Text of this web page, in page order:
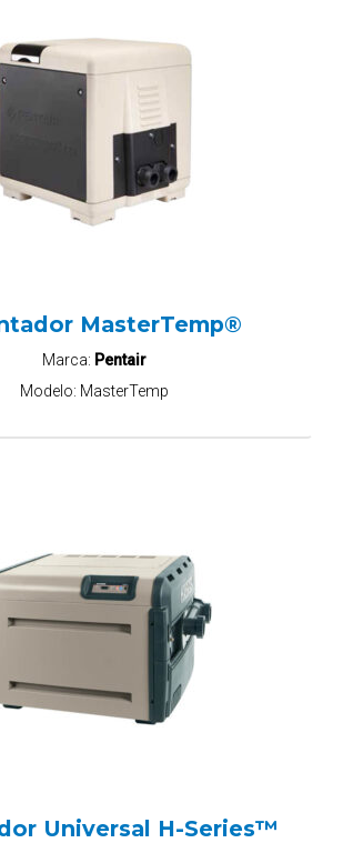
MasterTemp®
Marca: Pentair
Modelo: MasterTemp
Universal H-Series™